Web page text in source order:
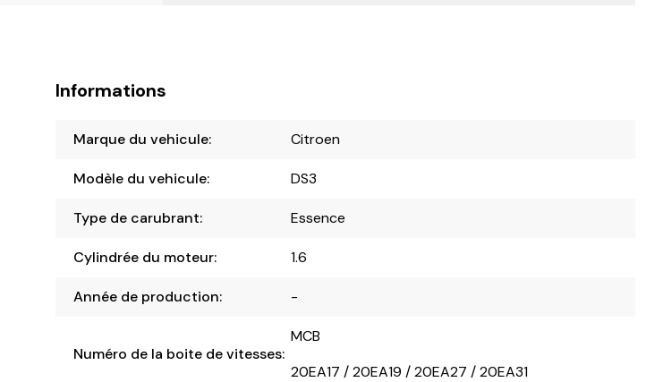
Informations
Marque du vehicule: Citroen
Modèle du vehicule: DS3
Type de carubrant: Essence
Cylindrée du moteur: 1.6
Année de production: -
Numéro de la boite de vitesses:
MCB
20EA17 / 20EA19 / 20EA27 / 20EA31